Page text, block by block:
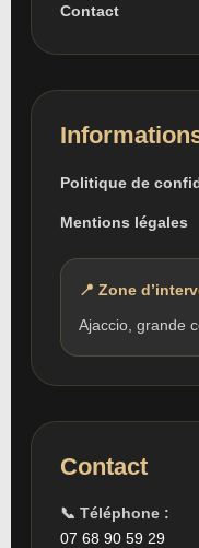
Contact
Politique de
Mentions légales
📍 Zone
Ajaccio, grande
Contact
📞 Téléphone :
07 68 90 59 29